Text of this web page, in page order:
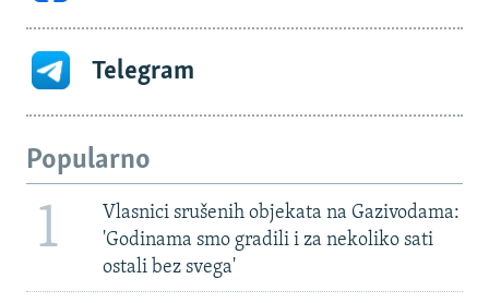
Telegram
Popularno
1
Vlasnici srušenih objekata na Gazivodama:
'Godinama smo gradili i za nekoliko sati
ostali bez svega'